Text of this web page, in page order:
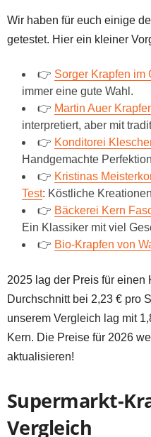
Wir haben für euch einige
getestet. Hier ein kleiner
👉 Sorger Krapfen im
immer eine gute Wahl.
👉 Martin Auer
interpretiert, aber mit
👉 Konditorei
Handgemachte
👉 Kristinas
Test: Köstliche
👉 Bäckerei Kern
Ein Klassiker mit viel
👉 Bio-Krapfen von
2025 lag der Preis für einen
Durchschnitt bei 2,23 € pro
unserem Vergleich lag mit
Kern. Die Preise für 2026
aktualisieren!
Supermarkt-
Vergleich